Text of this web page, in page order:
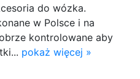
do wózka.
w Polsce i na
kontrolowane aby
pokaż więcej »